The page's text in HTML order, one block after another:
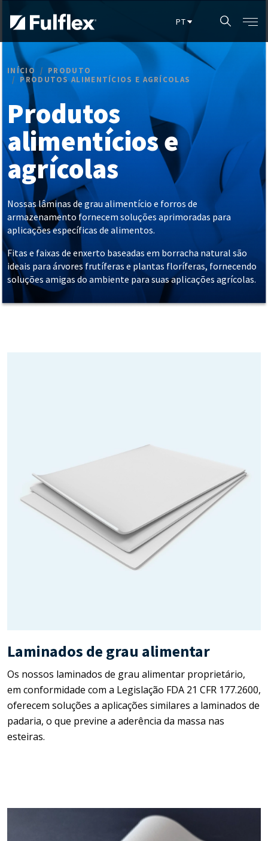
INÍCIO
PRODUTO
PRODUTOS ALIMENTÍCIOS E AGRÍCOLAS
Produtos
alimentícios e
agrícolas
Nossas lâminas de grau alimentício e forros de
armazenamento fornecem soluções aprimoradas para
aplicações específicas de alimentos.
Fitas e faixas de enxerto baseadas em borracha natural são
ideais para árvores frutíferas e plantas floríferas, fornecendo
soluções amigas do ambiente para suas aplicações agrícolas.
Laminados de grau alimentar
Os nossos laminados de grau alimentar proprietário,
em conformidade com a Legislação FDA 21 CFR 177.2600,
oferecem soluções a aplicações similares a laminados de
padaria, o que previne a aderência da massa nas
esteiras.